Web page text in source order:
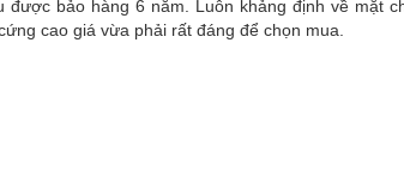
được bảo hàng 6 năm. Luôn khảng định về mặt
cao giá vừa phải rất đáng để chọn mua.